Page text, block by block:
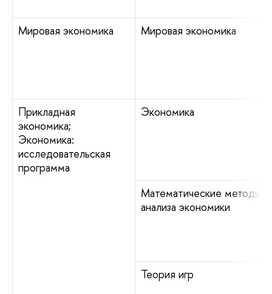
Мировая экономика Мировая экономика
Прикладная
экономика;
Экономика:
исследовательская
программа
Экономика
Математические методы
анализа экономики
Теория игр